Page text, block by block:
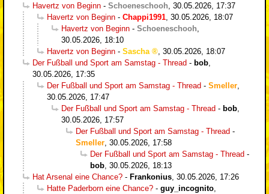
Havertz von Beginn - Schoeneschooh 30.05.2026, 17:37
Havertz von Beginn - Chappi1991 30.05.2026, 18:07
Havertz von Beginn - Schoeneschooh
30.05.2026, 18:10
Havertz von Beginn - Sascha
30.05.2026, 18:07
Der Fußball und Sport am Samstag - Thread - bob
30.05.2026, 17:35
Der Fußball und Sport am Samstag - Thread - Smeller
30.05.2026, 17:47
Der Fußball und Sport am Samstag - Thread - bob
30.05.2026, 17:57
Der Fußball und Sport am Samstag - Thread -
Smeller 30.05.2026, 17:58
Der Fußball und Sport am Samstag - Thread -
bob 30.05.2026, 18:13
Hat Arsenal eine Chance? - Frankonius 30.05.2026, 17:26
Hatte Paderborn eine Chance? - guy_incognito